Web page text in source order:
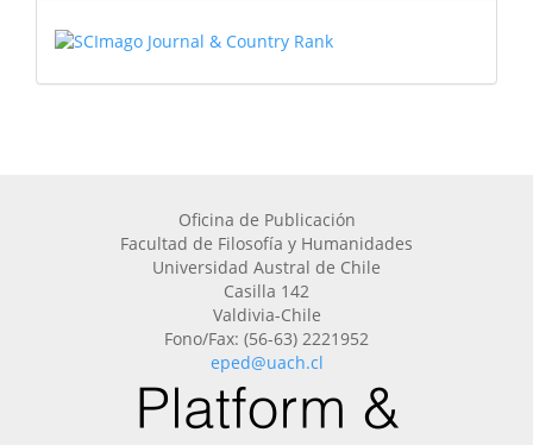
Oficina de Publicación
Facultad de Filosofía y Humanidades
Universidad Austral de Chile
Casilla 142
Valdivia-Chile
Fono/Fax: (56-63) 2221952
eped@uach.cl